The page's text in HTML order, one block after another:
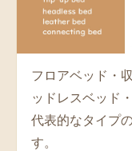
フロアベッド・
ッドレスベッド
代表的なタイプ
す。